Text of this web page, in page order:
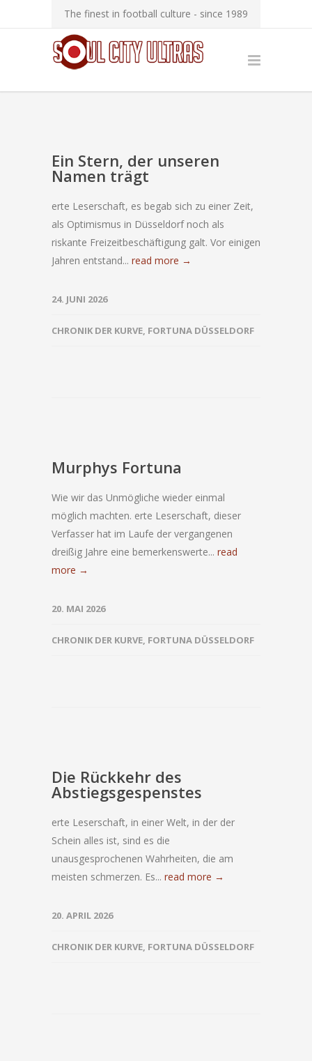
The finest in football culture - since 1989
Ein Stern, der unseren
Namen trägt
erte Leserschaft, es begab sich zu einer Zeit,
als Optimismus in Düsseldorf noch als
riskante Freizeitbeschäftigung galt. Vor einigen
Jahren entstand... read more →
24. JUNI 2026
CHRONIK DER KURVE, FORTUNA DÜSSELDORF
Murphys Fortuna
Wie wir das Unmögliche wieder einmal
möglich machten. erte Leserschaft, dieser
Verfasser hat im Laufe der vergangenen
dreißig Jahre eine bemerkenswerte... read
more →
20. MAI 2026
CHRONIK DER KURVE, FORTUNA DÜSSELDORF
Die Rückkehr des
Abstiegsgespenstes
erte Leserschaft, in einer Welt, in der der
Schein alles ist, sind es die
unausgesprochenen Wahrheiten, die am
meisten schmerzen. Es... read more →
20. APRIL 2026
CHRONIK DER KURVE, FORTUNA DÜSSELDORF